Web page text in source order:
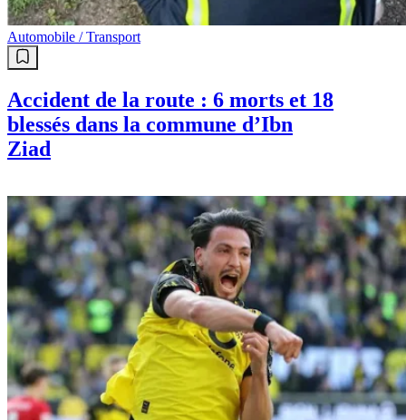
Automobile / Transport
Accident de la route : 6 morts et 18
blessés dans la commune d’Ibn
Ziad